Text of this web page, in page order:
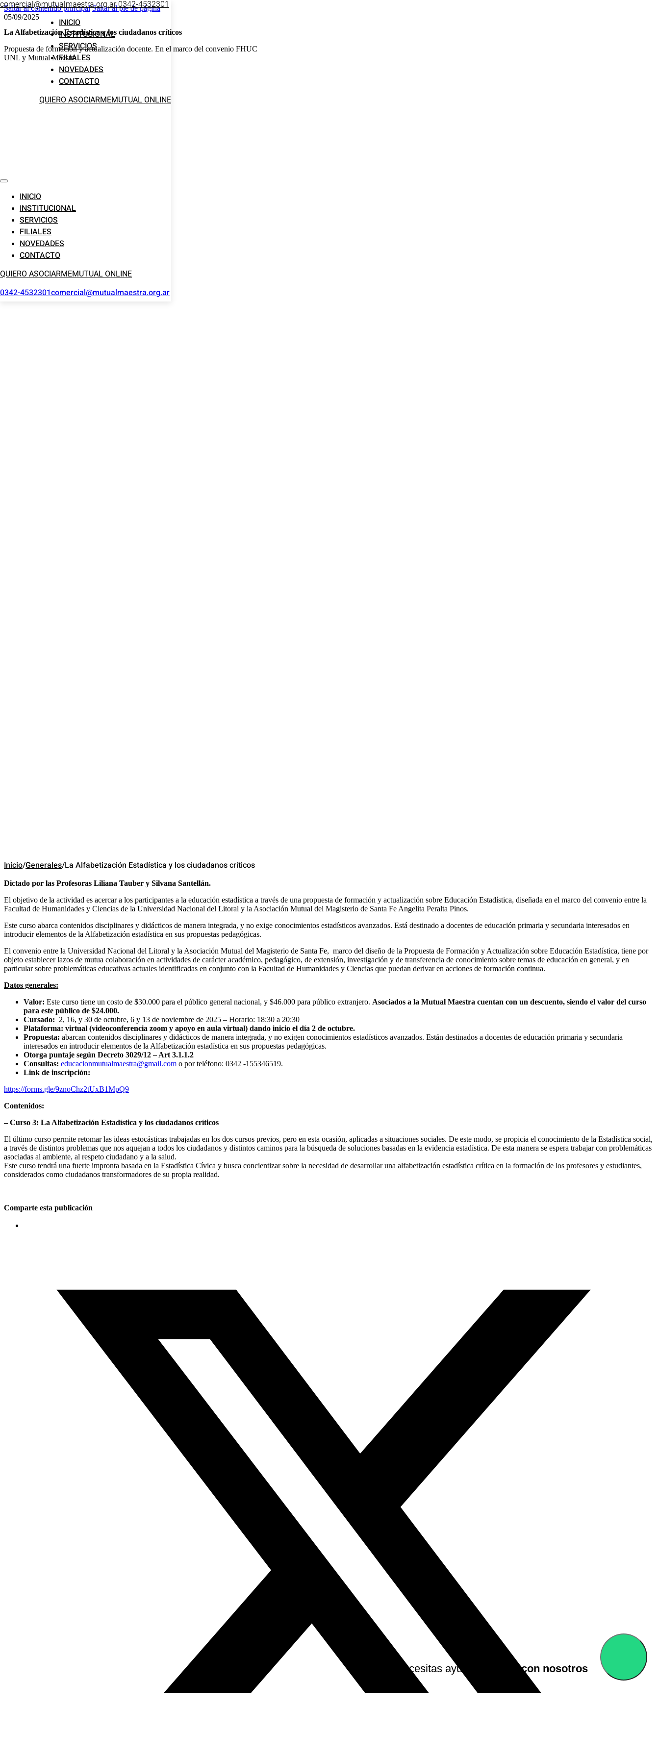
Saltar al contenido principal Saltar al pie de página
comercial@mutualmaestra.org.ar0342-4532301
INICIO
INSTITUCIONAL
SERVICIOS
FILIALES
NOVEDADES
CONTACTO
QUIERO ASOCIARMEMUTUAL ONLINE
INICIO
INSTITUCIONAL
SERVICIOS
FILIALES
NOVEDADES
CONTACTO
QUIERO ASOCIARMEMUTUAL ONLINE
0342-4532301comercial@mutualmaestra.org.ar
05/09/2025
La Alfabetización Estadística y los ciudadanos críticos
Propuesta de formación y actualización docente. En el marco del convenio FHUC
UNL y Mutual Maestra
Inicio/Generales/La Alfabetización Estadística y los ciudadanos críticos
Dictado por las Profesoras Liliana Tauber y Silvana Santellán.
El objetivo de la actividad es acercar a los participantes a la educación estadística a través de una propuesta de formación y actualización sobre Educación Estadística, diseñada en el marco del convenio entre la
Facultad de Humanidades y Ciencias de la Universidad Nacional del Litoral y la Asociación Mutual del Magisterio de Santa Fe Angelita Peralta Pinos.
Este curso abarca contenidos disciplinares y didácticos de manera integrada, y no exige conocimientos estadísticos avanzados. Está destinado a docentes de educación primaria y secundaria interesados en
introducir elementos de la Alfabetización estadística en sus propuestas pedagógicas.
El convenio entre la Universidad Nacional del Litoral y la Asociación Mutual del Magisterio de Santa Fe, marco del diseño de la Propuesta de Formación y Actualización sobre Educación Estadística, tiene por
objeto establecer lazos de mutua colaboración en actividades de carácter académico, pedagógico, de extensión, investigación y de transferencia de conocimiento sobre temas de educación en general, y en
particular sobre problemáticas educativas actuales identificadas en conjunto con la Facultad de Humanidades y Ciencias que puedan derivar en acciones de formación continua.
Datos generales:
Valor: Este curso tiene un costo de $30.000 para el público general nacional, y $46.000 para público extranjero. Asociados a la Mutual Maestra cuentan con un descuento, siendo el valor del curso
para este público de $24.000.
Cursado: 2, 16, y 30 de octubre, 6 y 13 de noviembre de 2025 – Horario: 18:30 a 20:30
Plataforma: virtual (videoconferencia zoom y apoyo en aula virtual) dando inicio el día 2 de octubre.
Propuesta: abarcan contenidos disciplinares y didácticos de manera integrada, y no exigen conocimientos estadísticos avanzados. Están destinados a docentes de educación primaria y secundaria
interesados en introducir elementos de la Alfabetización estadística en sus propuestas pedagógicas.
Otorga puntaje según Decreto 3029/12 – Art 3.1.1.2
Consultas: educacionmutualmaestra@gmail.com o por teléfono: 0342 -155346519.
Link de inscripción:
https://forms.gle/9znoChz2tUxB1MpQ9
Contenidos:
– Curso 3: La Alfabetización Estadística y los ciudadanos críticos
El último curso permite retomar las ideas estocásticas trabajadas en los dos cursos previos, pero en esta ocasión, aplicadas a situaciones sociales. De este modo, se propicia el conocimiento de la Estadística social,
a través de distintos problemas que nos aquejan a todos los ciudadanos y distintos caminos para la búsqueda de soluciones basadas en la evidencia estadística. De esta manera se espera trabajar con problemáticas
asociadas al ambiente, al respeto ciudadano y a la salud.
Este curso tendrá una fuerte impronta basada en la Estadística Cívica y busca concientizar sobre la necesidad de desarrollar una alfabetización estadística crítica en la formación de los profesores y estudiantes,
considerados como ciudadanos transformadores de su propia realidad.
Comparte esta publicación
Necesitas ayuda? Chatea con nosotros